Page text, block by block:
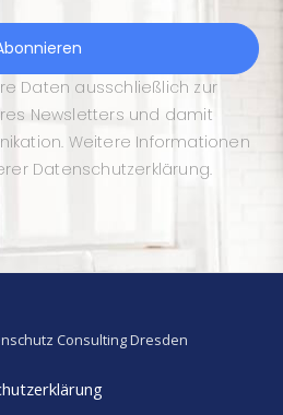
Daten ausschließlich zur
Newsletters und damit
Weitere Informationen
Datenschutzerklärung.
Consulting Dresden